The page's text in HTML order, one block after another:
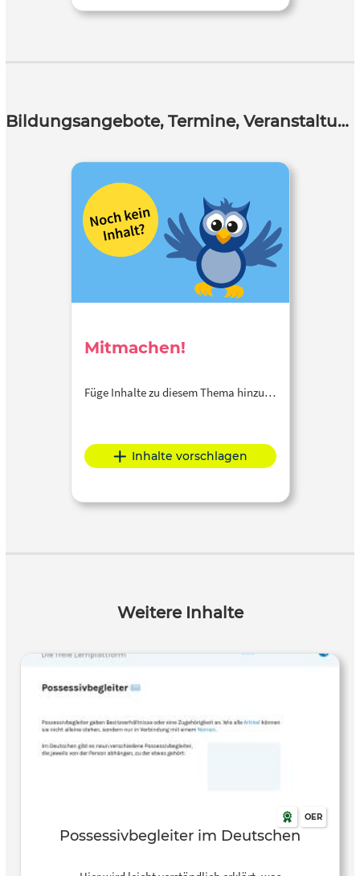
Bildungsangebote, Termine, Veranstaltungen
Mitmachen!
Füge Inhalte zu diesem Thema hinzu…
Inhalte vorschlagen
Weitere Inhalte
OER
Possessivbegleiter im Deutschen